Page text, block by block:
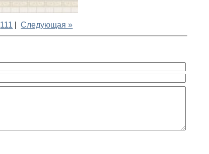
111 |Следующая »